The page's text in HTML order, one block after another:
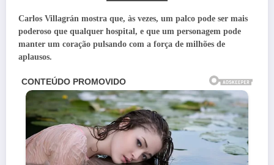
Carlos Villagrán mostra que, às vezes, um palco pode ser mais
poderoso que qualquer hospital, e que um personagem pode
manter um coração pulsando com a força de milhões de
aplausos.